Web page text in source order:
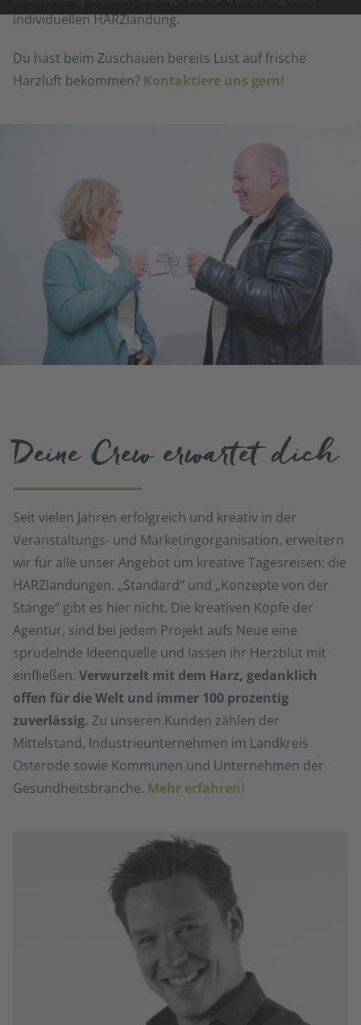
individuellen HARZlandung.
Du hast beim Zuschauen bereits Lust auf frische
Harzluft bekommen? Kontaktiere uns gern!
Deine Crew erwartet dich
Seit vielen Jahren erfolgreich und kreativ in der
Veranstaltungs- und Marketingorganisation, erweitern
wir für alle unser Angebot um kreative Tagesreisen: die
HARZlandungen. „Standard“ und „Konzepte von der
Stange“ gibt es hier nicht. Die kreativen Köpfe der
Agentur, sind bei jedem Projekt aufs Neue eine
sprudelnde Ideenquelle und lassen ihr Herzblut mit
einfließen. Verwurzelt mit dem Harz, gedanklich
offen für die Welt und immer 100 prozentig
zuverlässig. Zu unseren Kunden zählen der
Mittelstand, Industrieunternehmen im Landkreis
Osterode sowie Kommunen und Unternehmen der
Gesundheitsbranche. Mehr erfahren!